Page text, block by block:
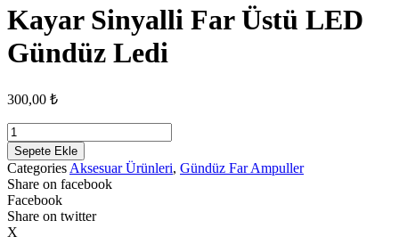
Kayar Sinyalli Far Üstü LED
Gündüz Ledi
300,00 ₺
Kayar
Sinyalli
Far
Üstü
LED
Gündüz
Ledi
Sepete Ekle
Categories Aksesuar Ürünleri, Gündüz Far Ampuller
Share on facebook
Facebook
Share on twitter
X